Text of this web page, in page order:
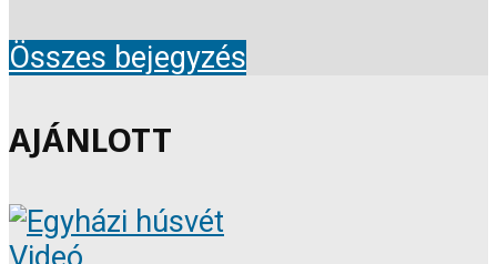
Összes bejegyzés
AJÁNLOTT
Videó